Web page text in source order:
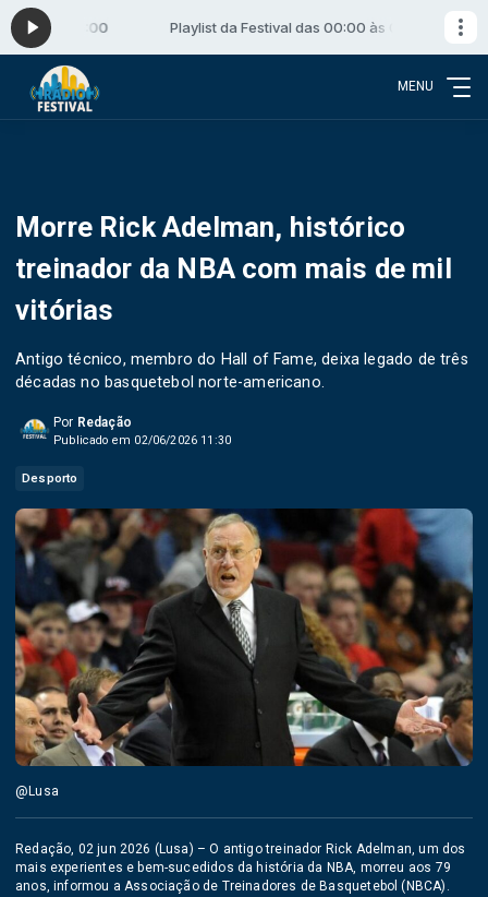
às 06:00 Playlist da Festival das 00:00 às 06:00
MENU
Morre Rick Adelman, histórico
treinador da NBA com mais de mil
vitórias
Antigo técnico, membro do Hall of Fame, deixa legado de três
décadas no basquetebol norte-americano.
Por Redação
Publicado em 02/06/2026 11:30
Desporto
@Lusa
Redação, 02 jun 2026 (Lusa) – O antigo treinador Rick Adelman, um dos
mais experientes e bem-sucedidos da história da NBA, morreu aos 79
anos, informou a Associação de Treinadores de Basquetebol (NBCA).